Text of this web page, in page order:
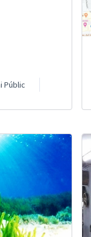
Públic